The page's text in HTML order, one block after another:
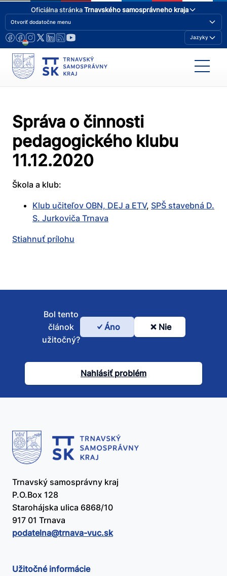
Oficiálna stránkaTrnavského samosprávneho kraja
Otvoriť dodatočne menu
Jazyky
Správa o činnosti
pedagogického klubu
11.12.2020
Škola a klub:
Klub učiteľov OBN, DEJ a ETV, SPŠ stavebná D.
S. Jurkoviča Trnava
Stiahnuť prílohu
Bol
článok
užitočný?
Bol tento
článok
užitočný?
Áno Nie
Nahlásiť problém
Trnavský samosprávny kraj
P.O.Box 128
Starohájska ulica 6868/10
917 01 Trnava
podatelna@​trnava-vuc.sk
Užitočné informácie